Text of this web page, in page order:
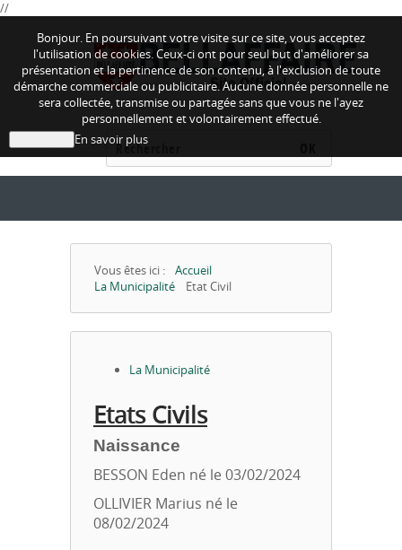
//
Bonjour. En poursuivant votre visite sur ce site, vous acceptez
l'utilisation de cookies. Ceux-ci ont pour seul but d'améliorer sa
présentation et la pertinence de son contenu, à l'exclusion de toute
démarche commerciale ou publicitaire. Aucune donnée personnelle ne
sera collectée, transmise ou partagée sans que vous ne l'ayez
personnellement et volontairement effectué.
En savoir plus
Vous êtes ici :
Accueil
La Municipalité
Etat Civil
La Municipalité
Etats Civils
Naissance
BESSON Eden né le 03/02/2024
OLLIVIER Marius né le
08/02/2024